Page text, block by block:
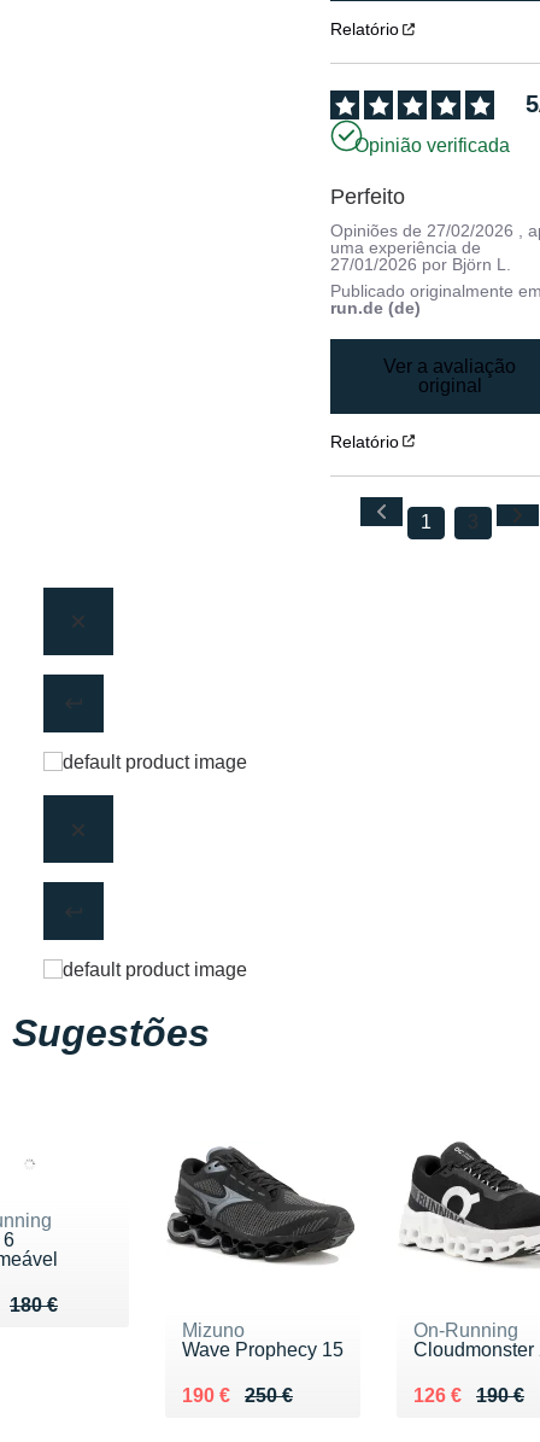
Relatório
5
Opinião verificada
Perfeito
Opiniões de27/02/2026 ,
uma experiência de
27/01/2026 por Björn L.
Publicado originalmente
run.de (de)
Ver a avaliação
original
Relatório
1 3
Sugestões
6
180 €
de 180 €
135 €
Mizuno
Wave Prophecy 15
250 €
Au lieu de 250 €
190 €
Vendu 190 €
On-Running
Cloudmonster
190 €
Au lieu de
126 €
Vendu 126 €